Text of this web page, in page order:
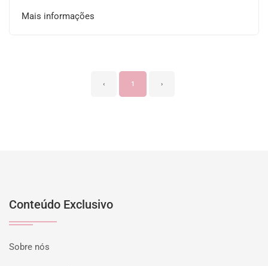
Mais informações
‹ 1 ›
Conteúdo Exclusivo
Sobre nós